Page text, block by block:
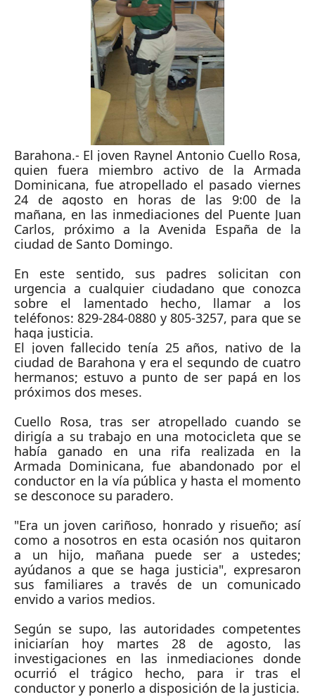
Barahona.- El joven Raynel Antonio Cuello Rosa,
quien fuera miembro activo de la Armada
Dominicana, fue atropellado el pasado viernes
24 de agosto en horas de las 9:00 de la
mañana, en las inmediaciones del Puente Juan
Carlos, próximo a la Avenida España de la
ciudad de Santo Domingo.
En este sentido, sus padres solicitan con
urgencia a cualquier ciudadano que conozca
sobre el lamentado hecho, llamar a los
teléfonos: 829-284-0880 y 805-3257, para que se
haga justicia.
El joven fallecido tenía 25 años, nativo de la
ciudad de Barahona y era el segundo de cuatro
hermanos; estuvo a punto de ser papá en los
próximos dos meses.
Cuello Rosa, tras ser atropellado cuando se
dirigía a su trabajo en una motocicleta que se
había ganado en una rifa realizada en la
Armada Dominicana, fue abandonado por el
conductor en la vía pública y hasta el momento
se desconoce su paradero.
"Era un joven cariñoso, honrado y risueño; así
como a nosotros en esta ocasión nos quitaron
a un hijo, mañana puede ser a ustedes;
ayúdanos a que se haga justicia", expresaron
sus familiares a través de un comunicado
envido a varios medios.
Según se supo, las autoridades competentes
iniciarían hoy martes 28 de agosto, las
investigaciones en las inmediaciones donde
ocurrió el trágico hecho, para ir tras el
conductor y ponerlo a disposición de la justicia.